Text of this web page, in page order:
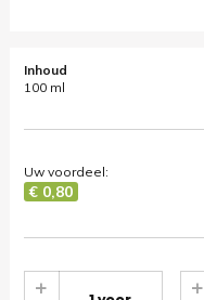
Inhoud
100 ml
Uw voordeel:
€ 0,80
+ +